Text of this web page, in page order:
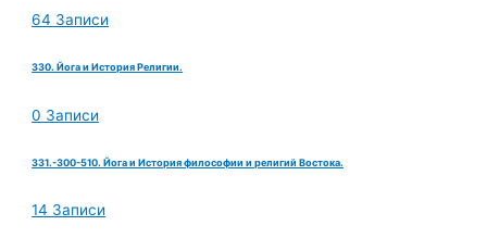
64 Записи
330. Йога и История Религии.
0 Записи
331.-300-510. Йога и История философии и религий Востока.
14 Записи